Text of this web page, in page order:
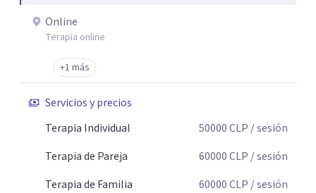
Online
Terapia online
+1 más
Servicios y precios
Terapia Individual
50000CLP / sesión
Terapia de Pareja
60000CLP / sesión
Terapia de Familia
60000CLP / sesión